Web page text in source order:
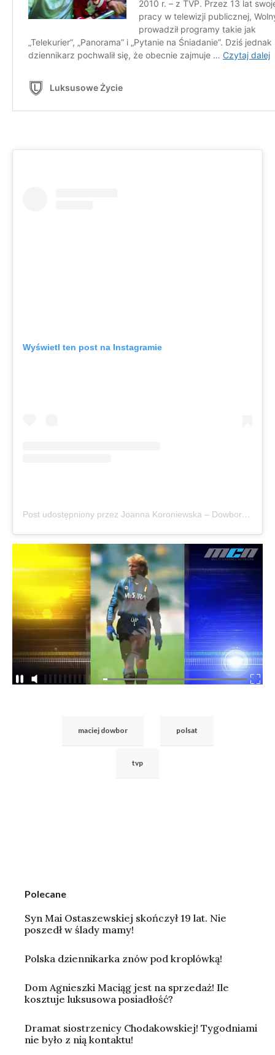
Wyświetl ten post na Instagramie
Post udostępniony przez Joanna Koroniewska – Dowbor (@joannakoroniewska)
maciej dowbor polsat
tvp
Polecane
Syn Mai Ostaszewskiej skończył 19 lat. Nie
poszedł w ślady mamy!
Polska dziennikarka znów pod kroplówką!
Dom Agnieszki Maciąg jest na sprzedaż! Ile
kosztuje luksusowa posiadłość?
Dramat siostrzenicy Chodakowskiej! Tygodniami
nie było z nią kontaktu!